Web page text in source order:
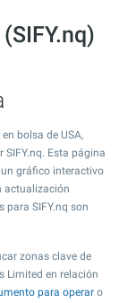
bolsa de USA,
SIFY.nq. Esta página
gráfico interactivo
actualización
para SIFY.nq son
zonas clave de
Limited en relación
para operar o